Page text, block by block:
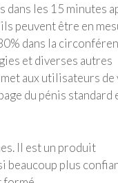
les 15 minutes
peuvent être en
dans la
et diverses autres
aux utilisateurs de
du pénis standard
Il est un produit
beaucoup plus